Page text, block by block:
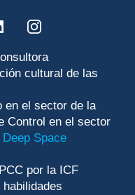
cultural de las
en el sector de la
Control en el sector
Space
por la ICF